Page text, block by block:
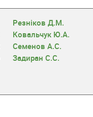
Резніков Д.М.
Ковальчук Ю.А.
Семенов А.С.
Задиран С.С.